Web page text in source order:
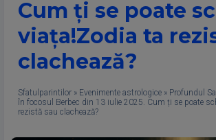
Cum ți se poate
viața!Zodia ta
clachează?
Sfatulparintilor » Evenimente astrologice » Profundul
în focosul Berbec din 13 iulie 2025. Cum ți se poate
rezistă sau clachează?